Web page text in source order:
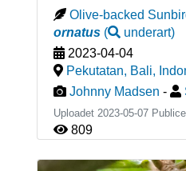
Olive-backed
ornatus( underart)
2023-04-04
Pekutatan, Bali,
Johnny Madsen -
Uploadet 2023-05-07
809